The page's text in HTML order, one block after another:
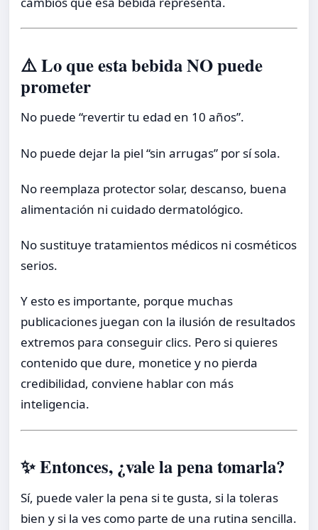
⚠️ Lo que esta bebida NO puede
prometer
No puede “revertir tu edad en 10 años”.
No puede dejar la piel “sin arrugas” por sí sola.
No reemplaza protector solar, descanso, buena
alimentación ni cuidado dermatológico.
No sustituye tratamientos médicos ni cosméticos
serios.
Y esto es importante, porque muchas
publicaciones juegan con la ilusión de resultados
extremos para conseguir clics. Pero si quieres
contenido que dure, monetice y no pierda
credibilidad, conviene hablar con más
inteligencia.
✨ Entonces, ¿vale la pena tomarla?
Sí, puede valer la pena si te gusta, si la toleras
bien y si la ves como parte de una rutina sencilla.